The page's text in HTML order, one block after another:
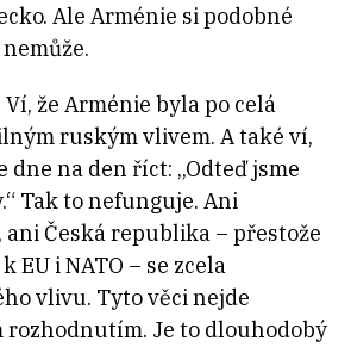
Ale Arménie si podobné
Ví, že Arménie byla po celá
ruským vlivem. A také ví,
dne na den říct: „Odteď jsme
Tak to nefunguje. Ani
Česká republika – přestože
EU i NATO – se zcela
vlivu. Tyto věci nejde
rozhodnutím. Je to dlouhodobý